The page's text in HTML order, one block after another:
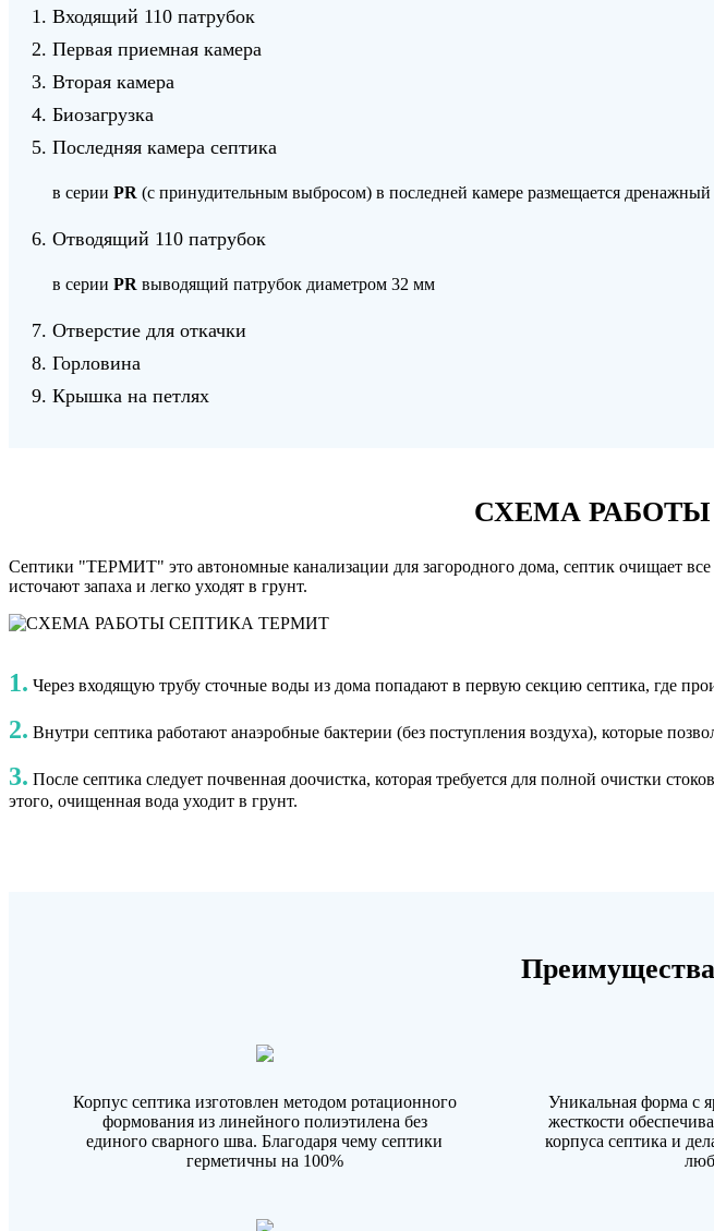
Входящий 110 патрубок
Первая приемная камера
Вторая камера
Биозагрузка
Последняя камера септика
в серии PR (с принудительным выбросом) в последней камере размещается дренажный
Отводящий 110 патрубок
в серии PR выводящий патрубок диаметром 32 мм
Отверстие для откачки
Горловина
Крышка на петлях
СХЕМА
Септики "ТЕРМИТ" это автономные канализации для загородного дома, септик очищает
источают запаха и легко уходят в грунт.
1. Через входящую трубу сточные воды из дома попадают в первую секцию септика, где
2. Внутри септика работают анаэробные бактерии (без поступления воздуха), которые
3. После септика следует почвенная доочистка, которая требуется для полной очистки
этого, очищенная вода уходит в грунт.
Корпус септика изготовлен методом ротационного
формования из линейного полиэтилена без
единого сварного шва. Благодаря чему септики
герметичны на 100%
Уникальная форма с
жесткости
корпуса септика и